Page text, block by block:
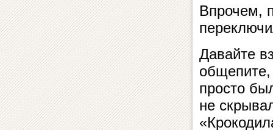
Впрочем,
Давайте
просто
не